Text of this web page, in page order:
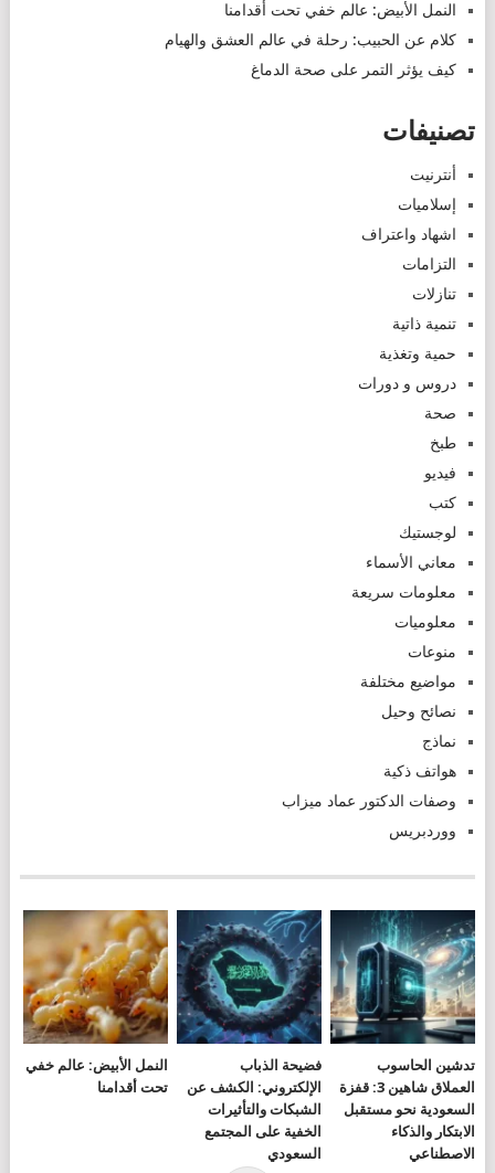
النمل الأبيض: عالم خفي تحت أقدامنا
كلام عن الحبيب: رحلة في عالم العشق والهيام
كيف يؤثر التمر على صحة الدماغ
تصنيفات
أنترنيت
إسلاميات
اشهاد واعتراف
التزامات
تنازلات
تنمية ذاتية
حمية وتغذية
دروس و دورات
صحة
طبخ
فيديو
كتب
لوجستيك
معاني الأسماء
معلومات سريعة
معلوميات
منوعات
مواضيع مختلفة
نصائح وحيل
نماذج
هواتف ذكية
وصفات الدكتور عماد ميزاب
ووردبريس
تدشين الحاسوب
العملاق شاهين 3: قفزة
السعودية نحو مستقبل
الابتكار والذكاء
الاصطناعي
فضيحة الذباب
الإلكتروني: الكشف عن
الشبكات والتأثيرات
الخفية على المجتمع
السعودي
النمل الأبيض: عالم خفي
تحت أقدامنا